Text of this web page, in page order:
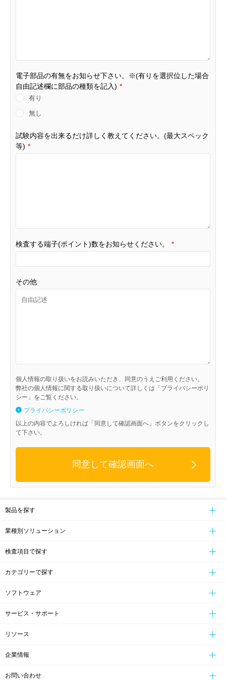
電子部品の有無をお知らせ下さい。※(有りを選択位した場合
自由記述欄に部品の種類を記入) *
有り
無し
試験内容を出来るだけ詳しく教えてください。(最大スペック
等) *
検査する端子(ポイント)数をお知らせください。 *
その他
個人情報の取り扱いをお読みいただき、同意のうえご利用ください。
弊社の個人情報に関する取り扱いについて詳しくは「プライバシーポリ
シー」をご覧ください。
プライバシーポリシー
以上の内容でよろしければ「同意して確認画面へ」ボタンをクリックし
て下さい。
同意して確認画面へ
製品を探す
業種別ソリューション
検査項目で探す
カテゴリーで探す
ソフトウェア
サービス・サポート
リソース
企業情報
お問い合わせ